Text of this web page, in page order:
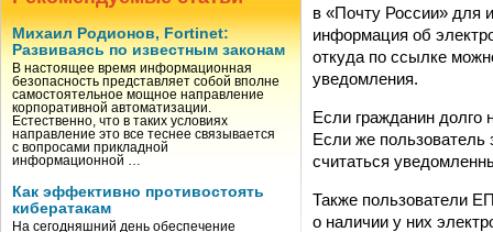
Михаил Родионов, Fortinet:
Развиваясь по известным законам
В настоящее время информационная
безопасность представляет собой вполне
самостоятельное мощное направление
корпоративной автоматизации.
Естественно, что в таких условиях
направление это все теснее связывается
с вопросами прикладной
информационной …
Как эффективно противостоять
кибератакам
На сегодняшний день обеспечение
в «Почту России» для
информация об
откуда по ссылке
уведомления.
Если гражданин долго
Если же
считаться
Также пользователи
о наличии у них